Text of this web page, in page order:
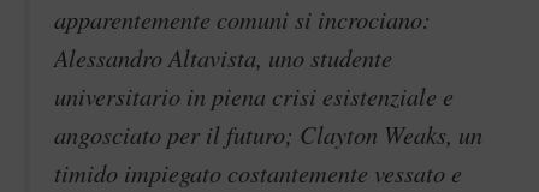
apparentemente comuni si incrociano:
Alessandro Altavista, uno studente
universitario in piena crisi esistenziale e
angosciato per il futuro; Clayton Weaks, un
timido impiegato costantemente vessato e